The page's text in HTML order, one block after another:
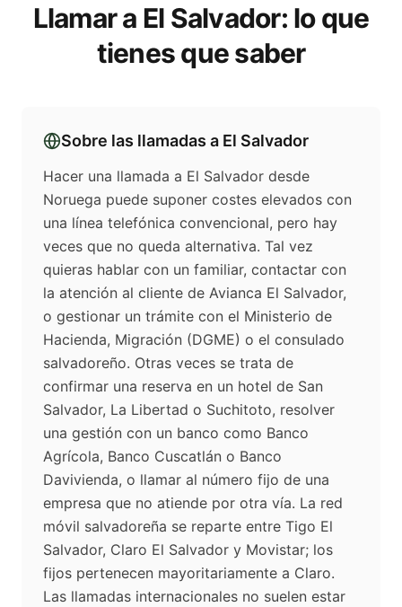
Llamar a El Salvador: lo que
tienes que saber
Sobre las llamadas a El Salvador
Hacer una llamada a El Salvador desde
Noruega puede suponer costes elevados con
una línea telefónica convencional, pero hay
veces que no queda alternativa. Tal vez
quieras hablar con un familiar, contactar con
la atención al cliente de Avianca El Salvador,
o gestionar un trámite con el Ministerio de
Hacienda, Migración (DGME) o el consulado
salvadoreño. Otras veces se trata de
confirmar una reserva en un hotel de San
Salvador, La Libertad o Suchitoto, resolver
una gestión con un banco como Banco
Agrícola, Banco Cuscatlán o Banco
Davivienda, o llamar al número fijo de una
empresa que no atiende por otra vía. La red
móvil salvadoreña se reparte entre Tigo El
Salvador, Claro El Salvador y Movistar; los
fijos pertenecen mayoritariamente a Claro.
Las llamadas internacionales no suelen estar